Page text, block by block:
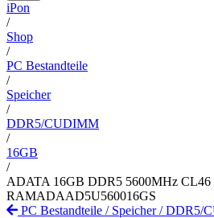
iPon
/
Shop
/
PC Bestandteile
/
Speicher
/
DDR5/CUDIMM
/
16GB
/
ADATA 16GB DDR5 5600MHz CL46
RAMADAAD5U560016GS
PC Bestandteile / Speicher/DDR5/